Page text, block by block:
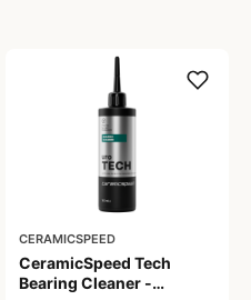
CERAMICSPEED
CeramicSpeed Tech
Bearing Cleaner -